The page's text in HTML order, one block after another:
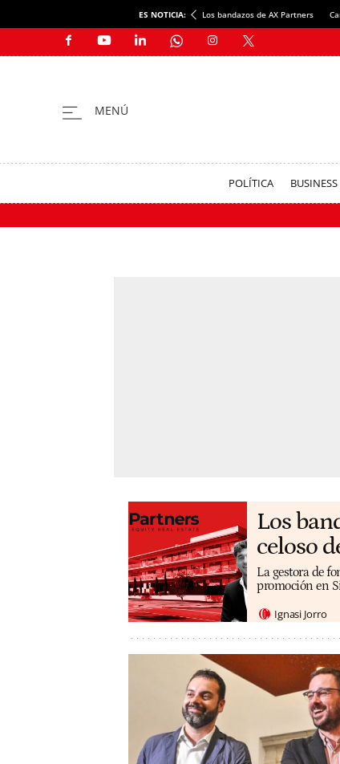
ES NOTICIA: Los bandazos de AX Partners
POLÍTICA BUSINESS
Los
celoso
La gestora de
promoción en
Ignasi Jorro